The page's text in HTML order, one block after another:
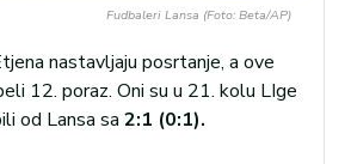
Fudbaleri Lansa (Foto: Beta/AP)
nastavljaju posrtanje, a ove
12. poraz. Oni su u 21. kolu LIge
od Lansa sa 2:1 (0:1).